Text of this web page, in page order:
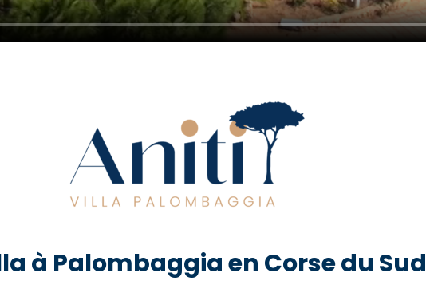
à Palombaggia en Corse du Sud